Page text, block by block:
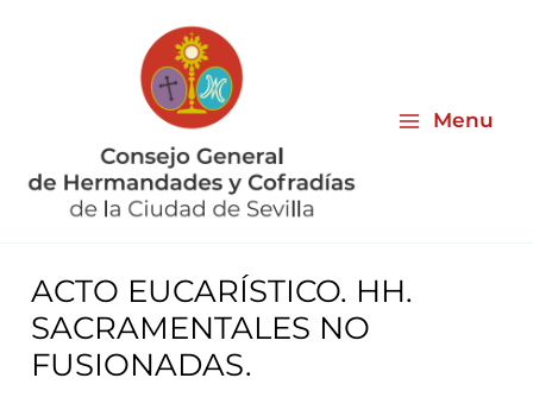
Menu
ACTO EUCARÍSTICO. HH.
SACRAMENTALES NO
FUSIONADAS.